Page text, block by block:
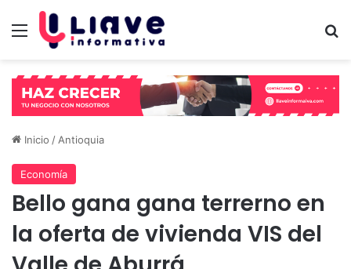
Menú
Inicio / Antioquia
Economía
Bello gana gana terrerno en
la oferta de vivienda VIS del